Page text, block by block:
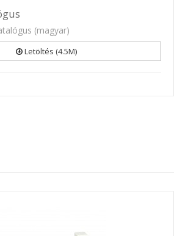
(magyar)
Letöltés (4.5M)